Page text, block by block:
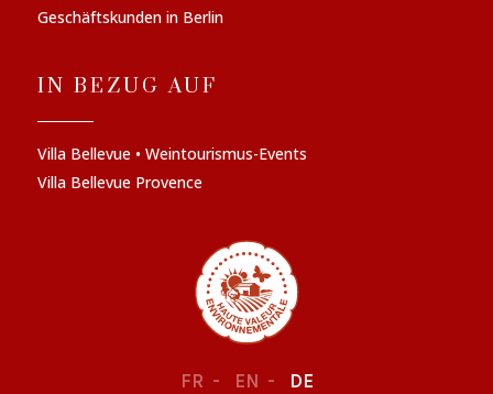
Geschäftskunden in Berlin
IN BEZUG AUF
Villa Bellevue • Weintourismus-Events
Villa Bellevue Provence
FR EN DE